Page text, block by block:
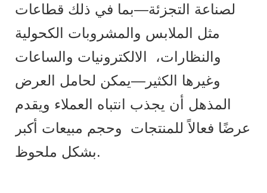
لصناعة التجزئة—بما في ذلك قطاعات
مثل الملابس والمشروبات الكحولية
والنظارات، الالكترونيات والساعات
وغيرها الكثير—يمكن لحامل العرض
المذهل أن يجذب انتباه العملاء ويقدم
عرضًا فعالاً للمنتجات وحجم مبيعات أكبر
بشكل ملحوظ.